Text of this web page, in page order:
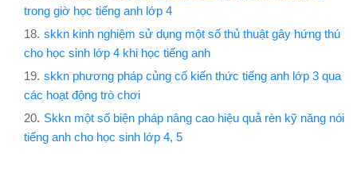
trong giờ học tiếng anh lớp 4
skkn kinh nghiệm sử dụng một số thủ thuật gây hứng thú
cho học sinh lớp 4 khi học tiếng anh
skkn phương pháp củng cố kiến thức tiếng anh lớp 3 qua
các hoạt động trò chơi
Skkn một số biện pháp nâng cao hiệu quả rèn kỹ năng nói
tiếng anh cho học sinh lớp 4, 5